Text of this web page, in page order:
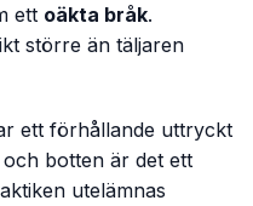
ett oäkta bråk.
större än täljaren
ett förhållande uttryckt
botten är det ett
utelämnas